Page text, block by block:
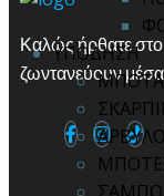
ΥΠΟΔΗΣΗ
ΑΡΒΥΛΟ
Καλώς ήρθατε
ζωντανεύουν